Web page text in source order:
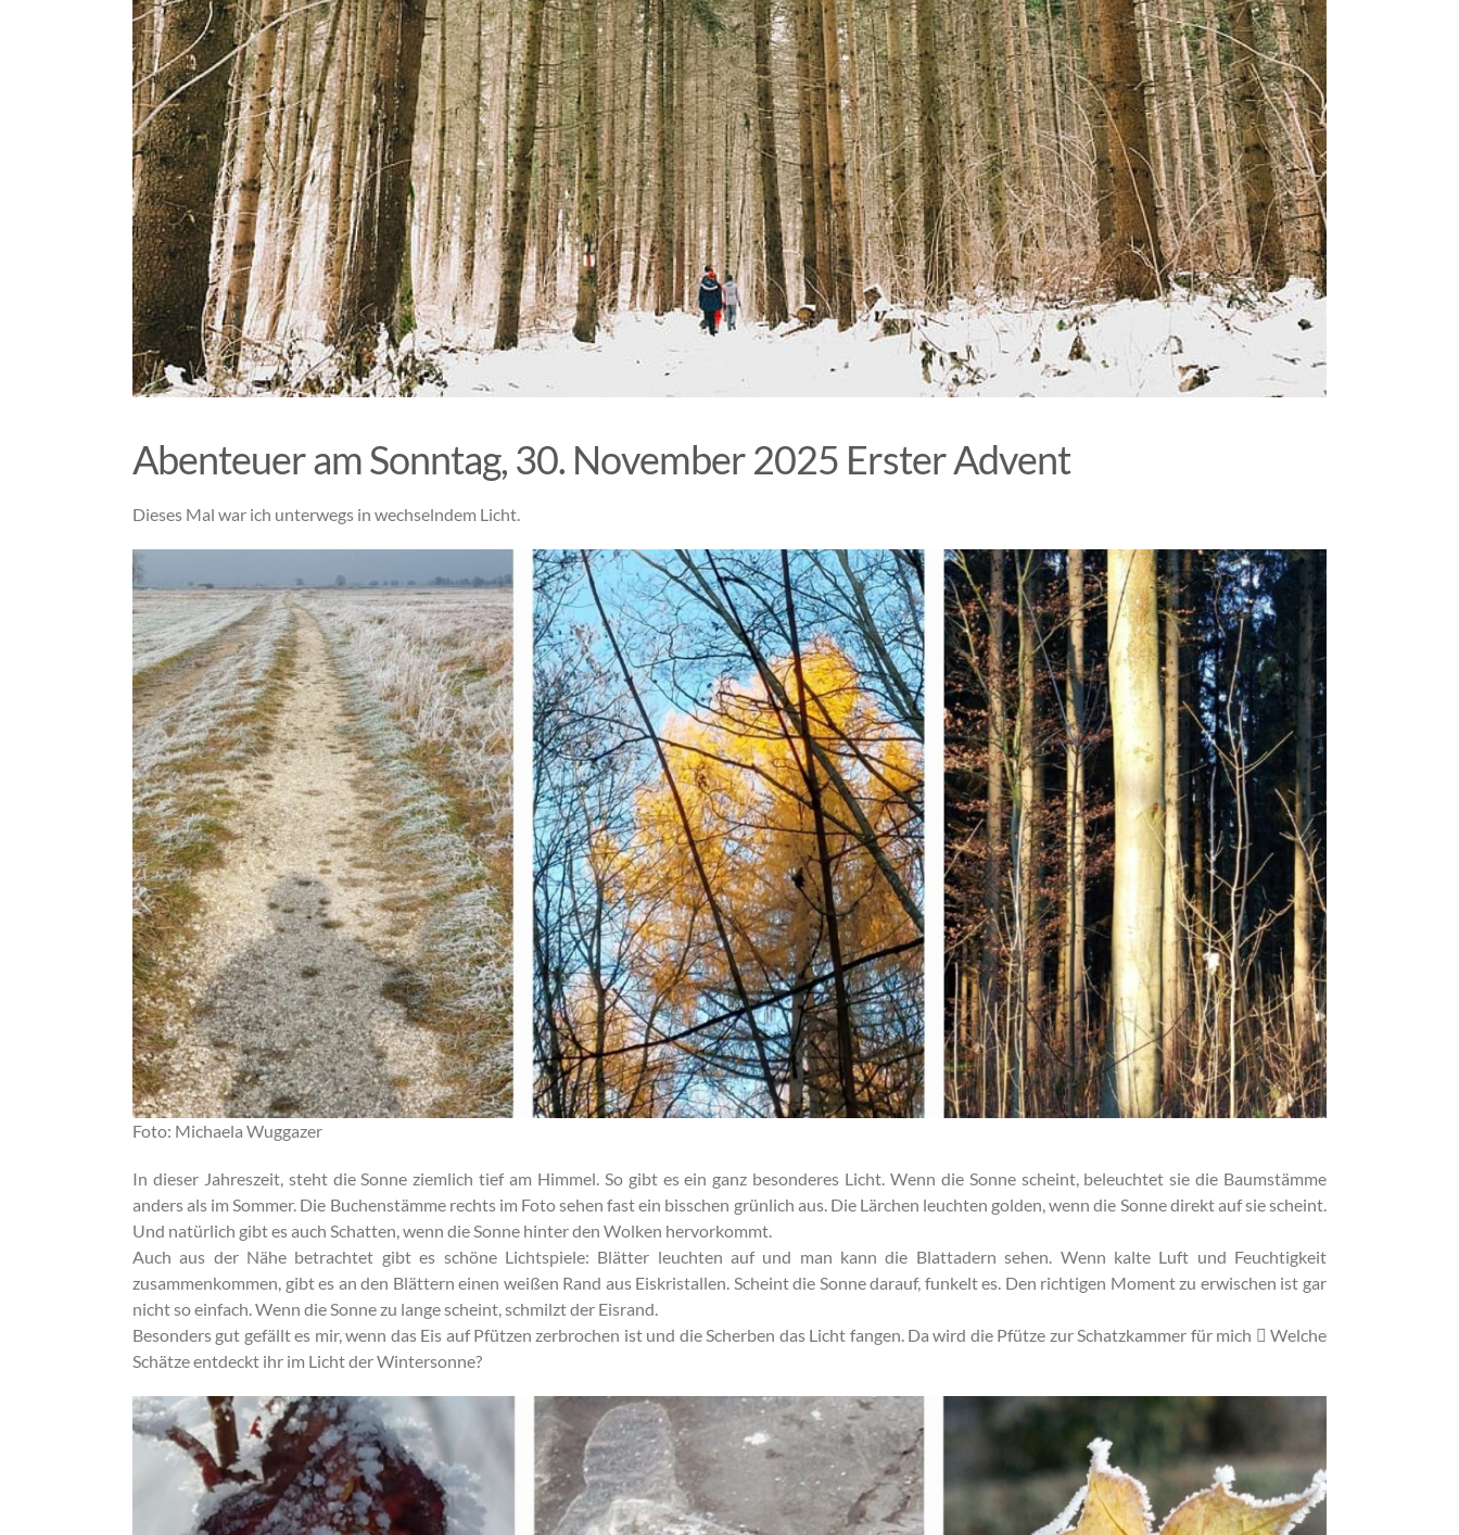
Abenteuer am Sonntag, 30. November 2025 Erster Advent
Dieses Mal war ich unterwegs in wechselndem Licht.
Foto: Michaela Wuggazer
In dieser Jahreszeit, steht die Sonne ziemlich tief am Himmel. So gibt es ein ganz besonderes Licht. Wenn die Sonne scheint, beleuchtet sie die Baumstämme
anders als im Sommer. Die Buchenstämme rechts im Foto sehen fast ein bisschen grünlich aus. Die Lärchen leuchten golden, wenn die Sonne direkt auf sie scheint.
Und natürlich gibt es auch Schatten, wenn die Sonne hinter den Wolken hervorkommt.
Auch aus der Nähe betrachtet gibt es schöne Lichtspiele: Blätter leuchten auf und man kann die Blattadern sehen. Wenn kalte Luft und Feuchtigkeit
zusammenkommen, gibt es an den Blättern einen weißen Rand aus Eiskristallen. Scheint die Sonne darauf, funkelt es. Den richtigen Moment zu erwischen ist gar
nicht so einfach. Wenn die Sonne zu lange scheint, schmilzt der Eisrand.
Besonders gut gefällt es mir, wenn das Eis auf Pfützen zerbrochen ist und die Scherben das Licht fangen. Da wird die Pfütze zur Schatzkammer für mich  Welche
Schätze entdeckt ihr im Licht der Wintersonne?